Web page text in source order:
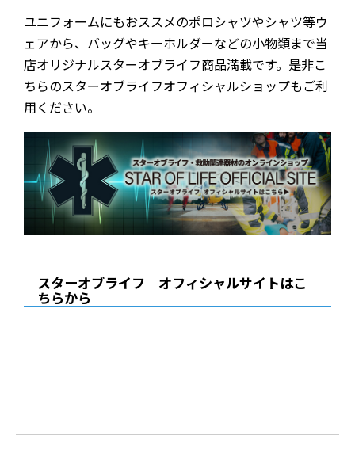
ユニフォームにもおススメのポロシャツやシャツ等ウ
ェアから、バッグやキーホルダーなどの小物類まで当
店オリジナルスターオブライフ商品満載です。是非こ
ちらのスターオブライフオフィシャルショップもご利
用ください。
スターオブライフ オフィシャルサイトはこ
ちらから